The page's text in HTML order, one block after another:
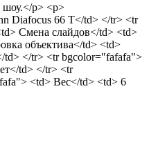
шоу.</p> <p>
Diafocus 66 T</td> </tr> <tr
Смена слайдов</td> <td>
объектива</td> <td>
td> </tr> <tr bgcolor="fafafa">
td> </tr> <tr
<td> Вес</td> <td> 6